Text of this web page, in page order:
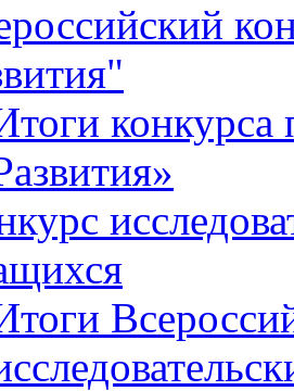
конкурса